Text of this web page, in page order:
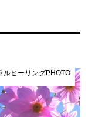
ルヒーリングPHOTO